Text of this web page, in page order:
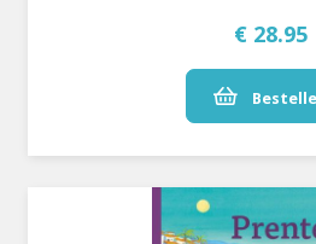
€ 28.95